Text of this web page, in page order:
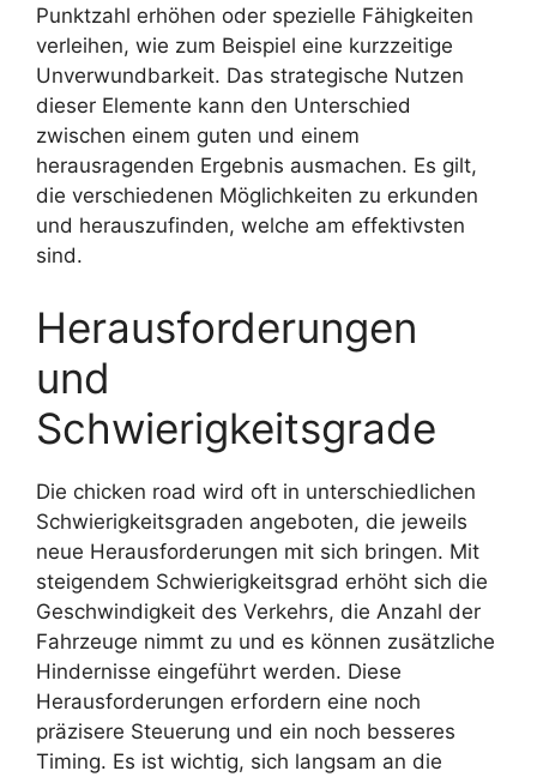
Punktzahl erhöhen oder spezielle Fähigkeiten
verleihen, wie zum Beispiel eine kurzzeitige
Unverwundbarkeit. Das strategische Nutzen
dieser Elemente kann den Unterschied
zwischen einem guten und einem
herausragenden Ergebnis ausmachen. Es gilt,
die verschiedenen Möglichkeiten zu erkunden
und herauszufinden, welche am effektivsten
sind.
Herausforderungen
und
Schwierigkeitsgrade
Die chicken road wird oft in unterschiedlichen
Schwierigkeitsgraden angeboten, die jeweils
neue Herausforderungen mit sich bringen. Mit
steigendem Schwierigkeitsgrad erhöht sich die
Geschwindigkeit des Verkehrs, die Anzahl der
Fahrzeuge nimmt zu und es können zusätzliche
Hindernisse eingeführt werden. Diese
Herausforderungen erfordern eine noch
präzisere Steuerung und ein noch besseres
Timing. Es ist wichtig, sich langsam an die